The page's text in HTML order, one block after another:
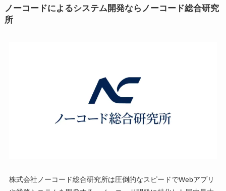
ノーコードによるシステム開発ならノーコード総合研究
所
株式会社ノーコード総合研究所は圧倒的なスピードでWebアプリ